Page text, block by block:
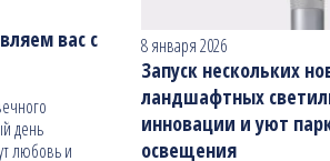
вас с
день
любовь и
8 января 2026
Запуск нескольких
ландшафтных
инновации и уют
освещения